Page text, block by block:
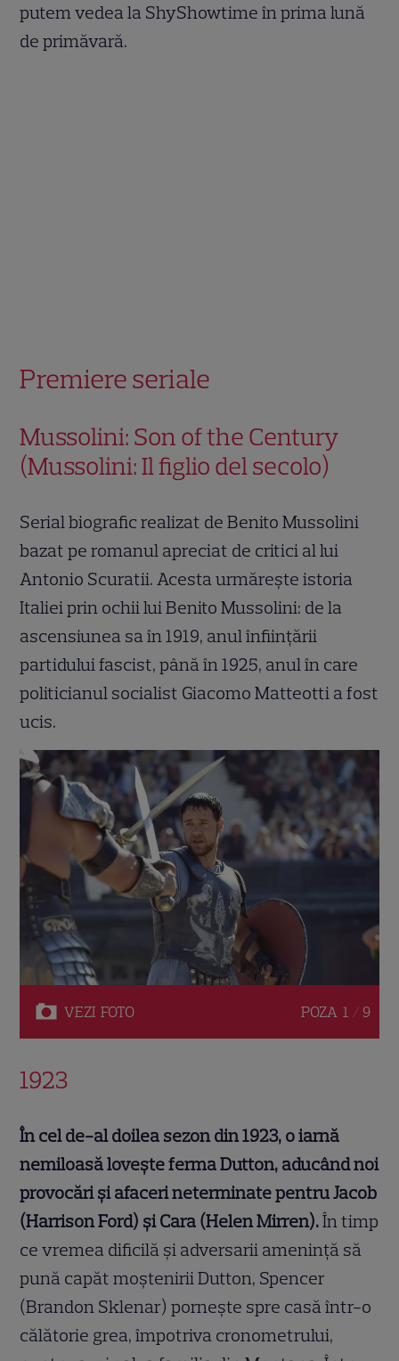
putem vedea la ShyShowtime în prima lună
de primăvară.
Premiere seriale
Mussolini: Son of the Century
(Mussolini: Il figlio del secolo)
Serial biografic realizat de Benito Mussolini
bazat pe romanul apreciat de critici al lui
Antonio Scuratii. Acesta urmărește istoria
Italiei prin ochii lui Benito Mussolini: de la
ascensiunea sa în 1919, anul înființării
partidului fascist, până în 1925, anul în care
politicianul socialist Giacomo Matteotti a fost
ucis.
VEZI FOTO POZA 1 / 9
1923
În cel de-al doilea sezon din 1923, o iarnă
nemiloasă lovește ferma Dutton, aducând noi
provocări și afaceri neterminate pentru Jacob
(Harrison Ford) și Cara (Helen Mirren).În timp
ce vremea dificilă și adversarii amenință să
pună capăt moștenirii Dutton, Spencer
(Brandon Sklenar) pornește spre casă într-o
călătorie grea, împotriva cronometrului,